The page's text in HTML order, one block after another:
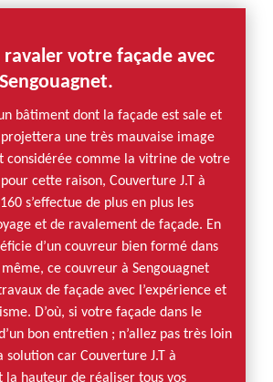
votre façade avec
bâtiment dont la façade est sale et
une très mauvaise image
considérée comme la vitrine de votre
cette raison, Couverture J.T à
s’effectue de plus en plus les
et de ravalement de façade. En
d’un couvreur bien formé dans
ce couvreur à Sengouagnet
de façade avec l’expérience et
D’où, si votre façade dans le
bon entretien ; n’allez pas très loin
solution car Couverture J.T à
la hauteur de réaliser tous vos